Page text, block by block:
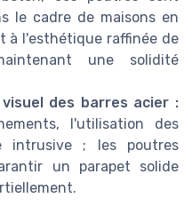
le cadre de maisons en
à l'esthétique raffinée de
une solidité
des barres acier :
l'utilisation des
intrusive ; les poutres
un parapet solide